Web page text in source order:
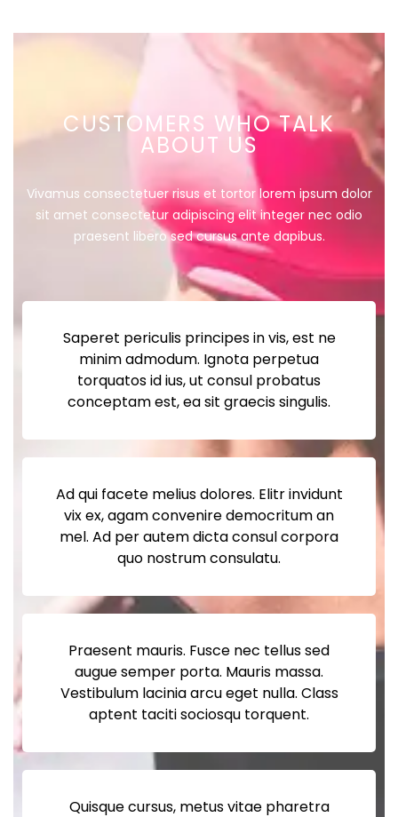
CUSTOMERS WHO TALK
ABOUT US
Vivamus consectetuer risus et tortor lorem ipsum dolor
sit amet consectetur adipiscing elit integer nec odio
praesent libero sed cursus ante dapibus.
Saperet periculis principes in vis, est ne
minim admodum. Ignota perpetua
torquatos id ius, ut consul probatus
conceptam est, ea sit graecis singulis.
Ad qui facete melius dolores. Elitr invidunt
vix ex, agam convenire democritum an
mel. Ad per autem dicta consul corpora
quo nostrum consulatu.
Praesent mauris. Fusce nec tellus sed
augue semper porta. Mauris massa.
Vestibulum lacinia arcu eget nulla. Class
aptent taciti sociosqu torquent.
Quisque cursus, metus vitae pharetra